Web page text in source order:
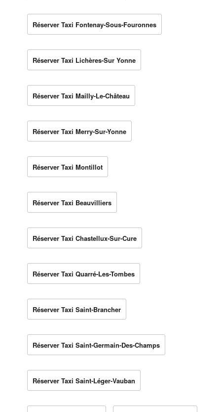
Réserver Taxi Fontenay-Sous-Fouronnes
Réserver Taxi Lichères-Sur Yonne
Réserver Taxi Mailly-Le-Château
Réserver Taxi Merry-Sur-Yonne
Réserver Taxi Montillot
Réserver Taxi Beauvilliers
Réserver Taxi Chastellux-Sur-Cure
Réserver Taxi Quarré-Les-Tombes
Réserver Taxi Saint-Brancher
Réserver Taxi Saint-Germain-Des-Champs
Réserver Taxi Saint-Léger-Vauban